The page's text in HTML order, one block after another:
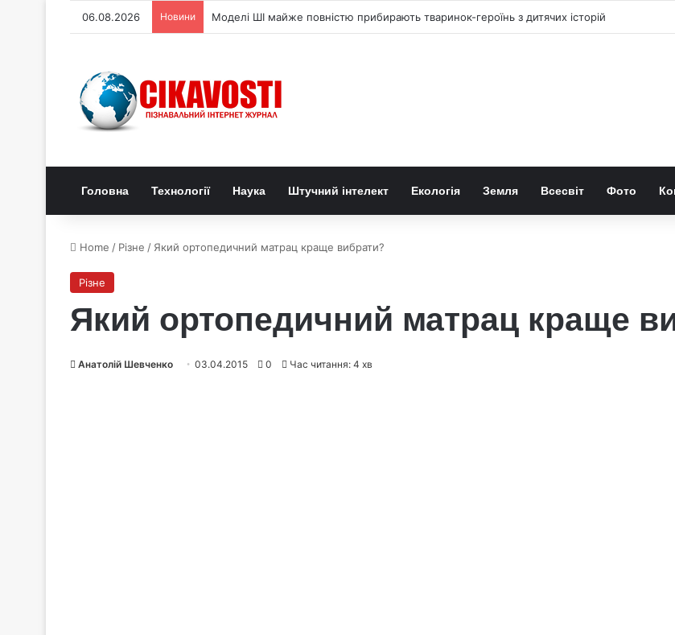
06.08.2026 Новини Моделі ШІ майже повністю прибирають тваринок-героїнь з дитячих історій
Головна Технології Наука Штучний інтелект Екологія Земля Всесвіт Фото
Home / Різне / Який ортопедичний матрац краще вибрати?
Різне
Який ортопедичний матрац краще
Анатолій Шевченко 03.04.2015 0 Час читання: 4 хв